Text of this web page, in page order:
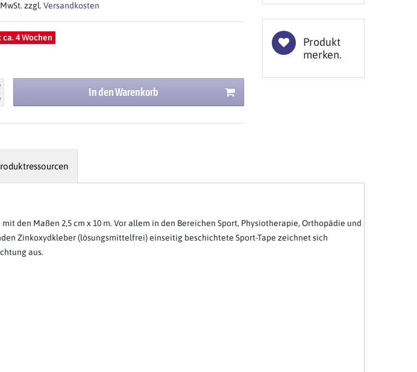
zzgl. Versandkosten
4 Wochen
In den Warenkorb
Produkt
merken.
den Maßen 2,5 cm x 10 m. Vor allem in den Bereichen Sport, Physiotherapie, Orthopädie und
Zinkoxydkleber (lösungsmittelfrei) einseitig beschichtete Sport-Tape zeichnet sich
aus.